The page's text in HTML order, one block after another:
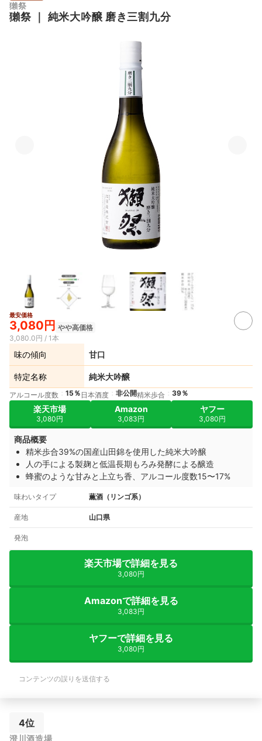
獺祭
獺祭｜ 純米大吟醸 磨き三割九分
最安価格
3,080円 やや高価格
3,080.0円 / 1本
味の傾向 甘口
特定名称 純米大吟醸
アルコール度数 15％ 日本酒度 非公開精米歩合 39％
楽天市場
3,080円
Amazon
3,083円
ヤフー
3,080円
商品概要
精米歩合39%の国産山田錦を使用した純米大吟醸
人の手による製麹と低温長期もろみ発酵による醸造
蜂蜜のような甘みと上立ち香、アルコール度数15〜17%
味わいタイプ 薫酒（リンゴ系）
産地 山口県
発泡
楽天市場で詳細を見る
3,080円
Amazonで詳細を見る
3,083円
ヤフーで詳細を見る
3,080円
コンテンツの誤りを送信する
4位
澄川酒造場